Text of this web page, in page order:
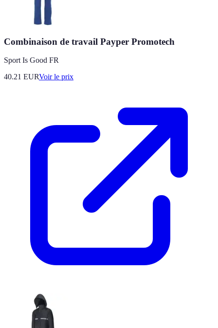
Combinaison de travail Payper Promotech
Sport Is Good FR
40.21 EURVoir le prix